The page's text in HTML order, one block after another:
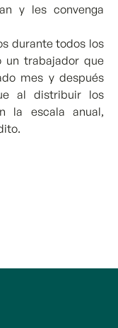
y les convenga
durante todos los
un trabajador que
mes y después
al distribuir los
la escala anual,